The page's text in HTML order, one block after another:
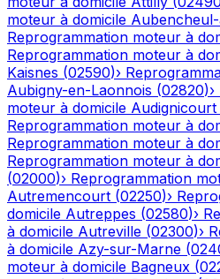
moteur à domicile
Reprogrammation moteur à
Reprogrammation moteur à
Kaisnes (02590)›
Aubigny-en-Laonnois (02820)›
moteur à domicile Audignicourt
Reprogrammation moteur à
Reprogrammation moteur à
Reprogrammation moteur à
(02000)› Reprogrammation
Autremencourt (02250)›
domicile Autreppes (02580)›
à domicile Autreville (02300)›
à domicile Azy-sur-Marne (
moteur à domicile Bagneux (